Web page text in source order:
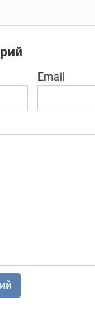
Email